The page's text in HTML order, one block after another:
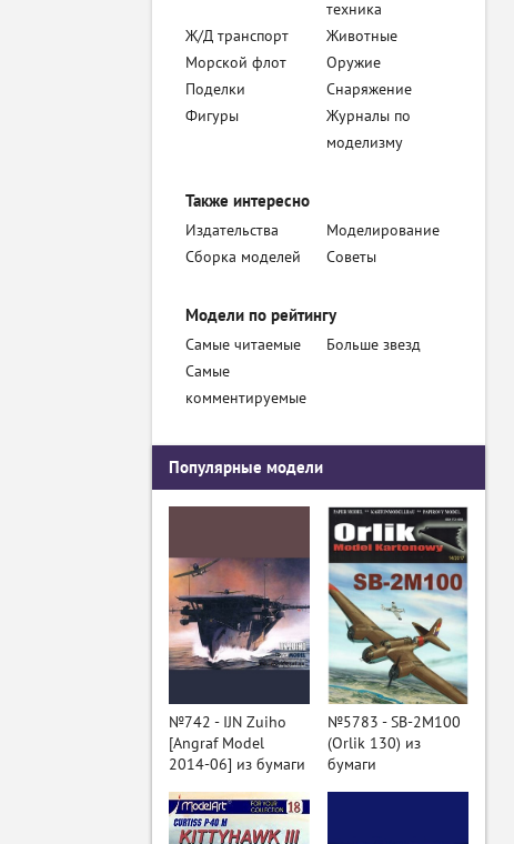
техника
Ж/Д транспорт
Животные
Морской флот
Оружие
Поделки
Снаряжение
Фигуры
Журналы по
моделизму
Также интересно
Издательства
Моделирование
Сборка моделей
Советы
Модели по рейтингу
Самые читаемые
Больше звезд
Самые
комментируемые
Популярные модели
№742 - IJN Zuiho
[Angraf Model
2014-06] из бумаги
№5783 - SB-2M100
(Orlik 130) из
бумаги